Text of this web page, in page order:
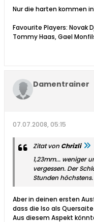
Nur die harten kommen
Favourite Players: Novak
Tommy Haas, Gael
Damentrainer
07.07.2008, 05:15
Zitat von Chrizli
1,23mm... weniger
vergessen. Der
Stunden höchstens.
Aber in deinen ersten
dass die Iso als
Aus diesem Aspekt